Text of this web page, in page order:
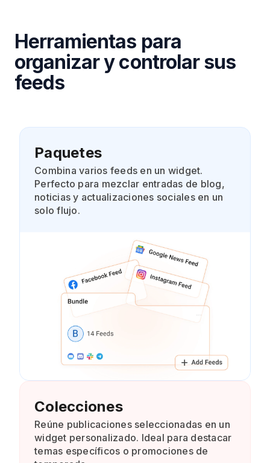
Herramientas para
organizar y controlar sus
feeds
Paquetes
Combina varios feeds en un widget.
Perfecto para mezclar entradas de blog,
noticias y actualizaciones sociales en un
solo flujo.
Colecciones
Reúne publicaciones seleccionadas en un
widget personalizado. Ideal para destacar
temas específicos o promociones de